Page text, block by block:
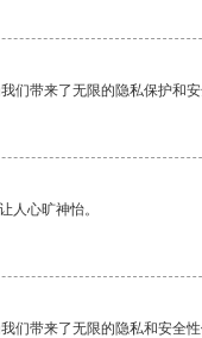
们带来了无限的隐私保护和安
人心旷神怡。
们带来了无限的隐私和安全性